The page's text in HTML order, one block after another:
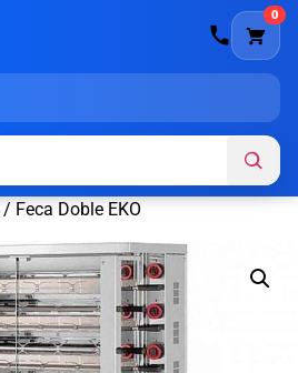
0
/ Feca Doble EKO